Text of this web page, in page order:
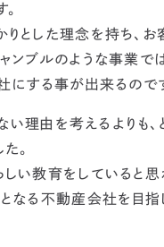
りとした理念を持ち、
ンブルのような事業では
にする事が出来るので
い理由を考えるよりも、
。
い教育をしていると思
なる不動産会社を目指